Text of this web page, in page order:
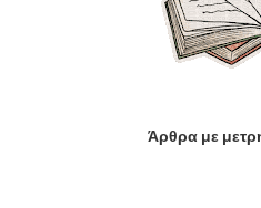
Άρθρα με